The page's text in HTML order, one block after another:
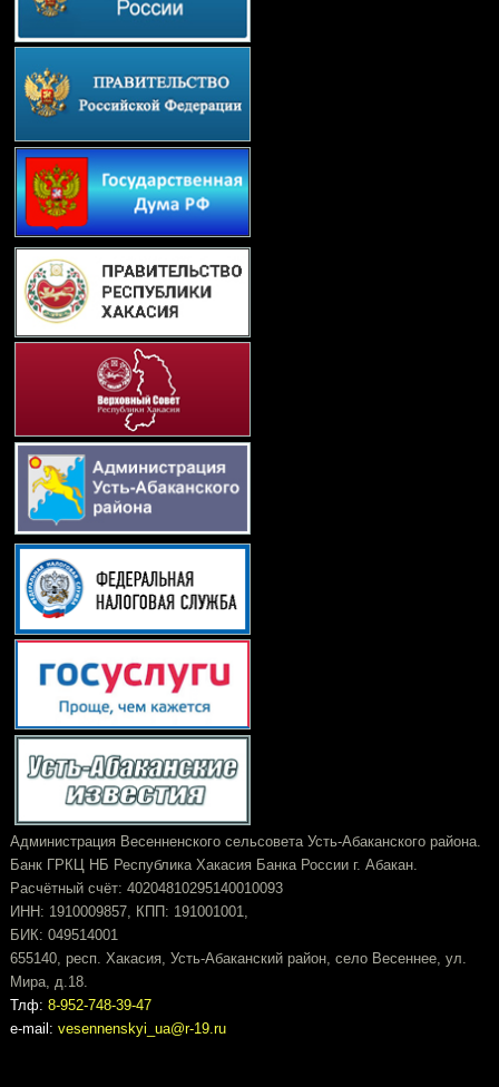
Администрация Весенненского сельсовета Усть-Абаканского района.
Банк ГРКЦ НБ Республика Хакасия Банка России г. Абакан.
Расчётный счёт: 40204810295140010093
ИНН: 1910009857, КПП: 191001001,
БИК: 049514001
655140, респ. Хакасия, Усть-Абаканский район, село Весеннее, ул.
Мира, д.18.
Тлф: 8-952-748-39-47
e-mail: vesennenskyi_ua@r-19.ru